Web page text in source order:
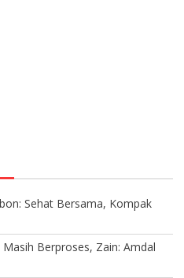
Sehat Bersama, Kompak
Berproses, Zain: Amdal